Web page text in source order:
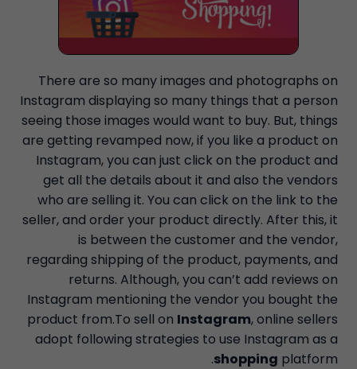
There are so many images and photographs on
Instagram displaying so many things that a person
seeing those images would want to buy. But, things
are getting revamped now, if you like a product on
Instagram, you can just click on the product and
get all the details about it and also the vendors
who are selling it. You can click on the link to the
seller, and order your product directly. After this, it
is between the customer and the vendor,
regarding shipping of the product, payments, and
returns. Although, you can’t add reviews on
Instagram mentioning the vendor you bought the
product from.To sell on Instagram, online sellers
adopt following strategies to use Instagram as a
shopping platform.